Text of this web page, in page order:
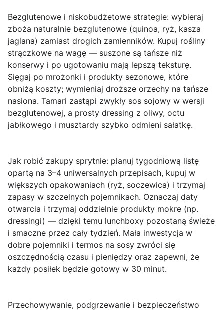
Bezglutenowe i niskobudżetowe strategie: wybieraj
zboża naturalnie bezglutenowe (quinoa, ryż, kasza
jaglana) zamiast drogich zamienników. Kupuj rośliny
strączkowe na wagę — suszone są tańsze niż
konserwy i po ugotowaniu mają lepszą teksturę.
Sięgaj po mrożonki i produkty sezonowe, które
obniżą koszty; wymieniaj droższe orzechy na tańsze
nasiona. Tamari zastąpi zwykły sos sojowy w wersji
bezglutenowej, a prosty dressing z oliwy, octu
jabłkowego i musztardy szybko odmieni sałatkę.
Jak robić zakupy sprytnie: planuj tygodniową listę
opartą na 3–4 uniwersalnych przepisach, kupuj w
większych opakowaniach (ryż, soczewica) i trzymaj
zapasy w szczelnych pojemnikach. Oznaczaj daty
otwarcia i trzymaj oddzielnie produkty mokre (np.
dressingi) — dzięki temu lunchboxy pozostaną świeże
i smaczne przez cały tydzień. Mała inwestycja w
dobre pojemniki i termos na sosy zwróci się
oszczędnością czasu i pieniędzy oraz zapewni, że
każdy posiłek będzie gotowy w 30 minut.
Przechowywanie, podgrzewanie i bezpieczeństwo